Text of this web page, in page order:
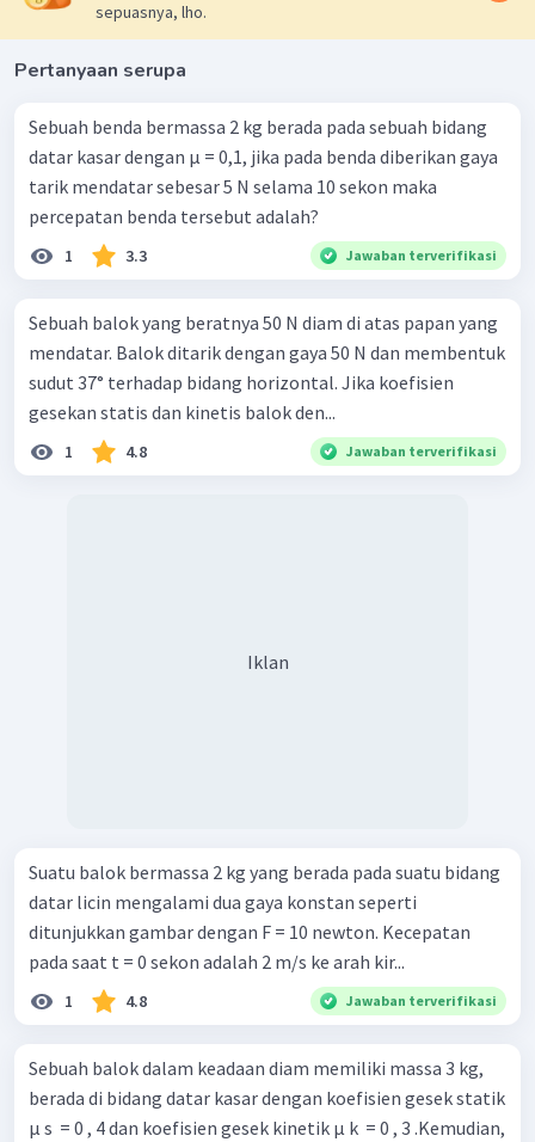
sepuasnya, lho.
Pertanyaan serupa
Sebuah benda bermassa 2 kg berada pada sebuah bidang
datar kasar dengan µ = 0,1, jika pada benda diberikan gaya
tarik mendatar sebesar 5 N selama 10 sekon maka
percepatan benda tersebut adalah?
1 3.3 Jawaban terverifikasi
Sebuah balok yang beratnya 50 N diam di atas papan yang
mendatar. Balok ditarik dengan gaya 50 N dan membentuk
sudut 37° terhadap bidang horizontal. Jika koefisien
gesekan statis dan kinetis balok den...
1 4.8 Jawaban terverifikasi
Iklan
Suatu balok bermassa 2 kg yang berada pada suatu bidang
datar licin mengalami dua gaya konstan seperti
ditunjukkan gambar dengan F = 10 newton. Kecepatan
pada saat t = 0 sekon adalah 2 m/s ke arah kir...
1 4.8 Jawaban terverifikasi
Sebuah balok dalam keadaan diam memiliki massa 3 kg,
berada di bidang datar kasar dengan koefisien gesek statik
µ s ​ = 0 , 4 dan koefisien gesek kinetik μ k ​ = 0 , 3 .Kemudian,